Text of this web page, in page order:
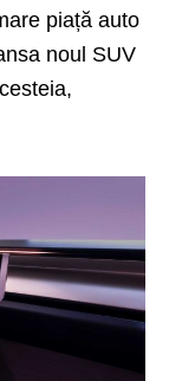
piață auto
noul SUV